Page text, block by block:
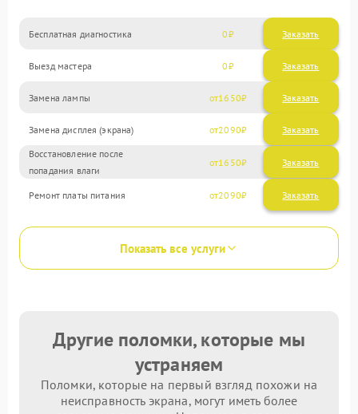
Бесплатная диагностика 0 Заказать
Выезд мастера 0 Заказать
Замена лампы 1650
Замена дисплея (экрана) 2090
Восстановление после
попадания влаги
1650
Ремонт платы питания 2090
Показать все услуги
Другие поломки, которые мы
устраняем
Поломки, которые на первый взгляд похожи на
неисправность экрана, могут иметь более